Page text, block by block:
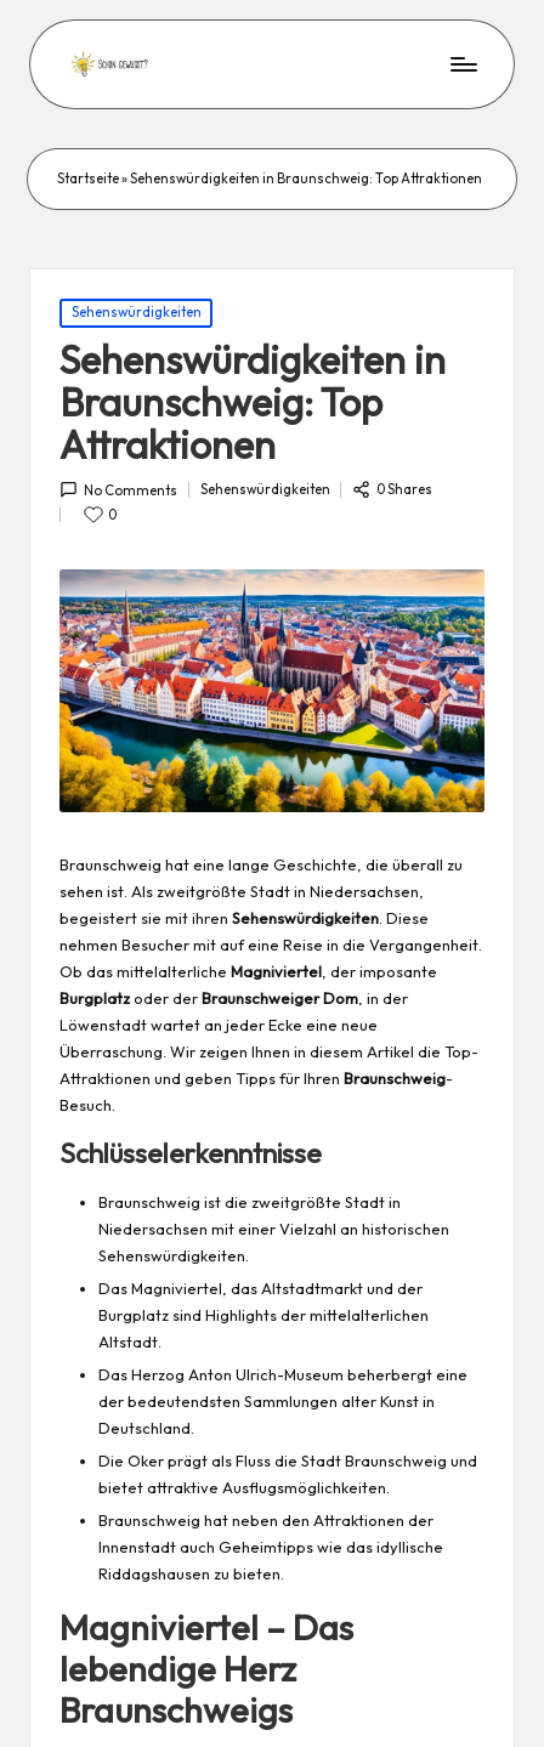
Startseite»Sehenswürdigkeiten in Braunschweig: Top Attraktionen
Posted
in
Sehenswürdigkeiten
Sehenswürdigkeiten in
Braunschweig: Top
Attraktionen
No Comments
Posted
Sehenswürdigkeiten
0 Shares
0
Braunschweig hat eine lange Geschichte, die überall zu
sehen ist. Als zweitgrößte Stadt in Niedersachsen,
begeistert sie mit ihren Sehenswürdigkeiten . Diese
nehmen Besucher mit auf eine Reise in die Vergangenheit.
Ob das mittelalterliche Magniviertel , der imposante
Burgplatzoder derBraunschweiger Dom , in der
Löwenstadt wartet an jeder Ecke eine neue
Überraschung. Wir zeigen Ihnen in diesem Artikel die Top-
Attraktionen und geben Tipps für Ihren Braunschweig-
Besuch.
Schlüsselerkenntnisse
Braunschweig ist die zweitgrößte Stadt in
Niedersachsen mit einer Vielzahl an historischen
Sehenswürdigkeiten.
Das Magniviertel, das Altstadtmarkt und der
Burgplatz sind Highlights der mittelalterlichen
Altstadt.
Das Herzog Anton Ulrich-Museum beherbergt eine
der bedeutendsten Sammlungen alter Kunst in
Deutschland.
Die Oker prägt als Fluss die Stadt Braunschweig und
bietet attraktive Ausflugsmöglichkeiten.
Braunschweig hat neben den Attraktionen der
Innenstadt auch Geheimtipps wie das idyllische
Riddagshausen zu bieten.
Magniviertel – Das
lebendige Herz
Braunschweigs